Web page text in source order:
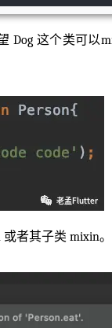
Dog 这个类可以
或者其子类 mixin。